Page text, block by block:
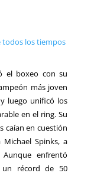
todos los tiempos
el boxeo con su
más joven
luego unificó los
en el ring. Su
caían en cuestión
Spinks, a
enfrentó
un récord de 50